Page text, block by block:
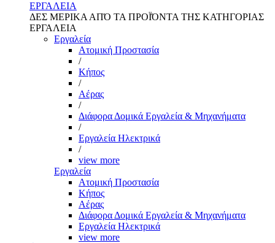
ΕΡΓΑΛΕΙΑ
ΔΕΣ ΜΕΡΙΚΑ ΑΠΌ ΤΑ ΠΡΟΪΌΝΤΑ ΤΗΣ ΚΑΤΗΓΟΡΙΑΣ
ΕΡΓΑΛΕΙΑ
Εργαλεία
Aτομική Προστασία
/
Kήπος
/
Αέρας
/
Διάφορα Δομικά Εργαλεία & Μηχανήματα
/
Εργαλεία Ηλεκτρικά
/
view more
Εργαλεία
Aτομική Προστασία
Kήπος
Αέρας
Διάφορα Δομικά Εργαλεία & Μηχανήματα
Εργαλεία Ηλεκτρικά
view more